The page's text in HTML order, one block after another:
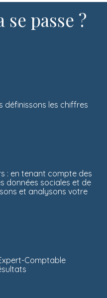
passe ?
définissons les chiffres
: en tenant compte des
données sociales et de
et analysons votre
Comptable